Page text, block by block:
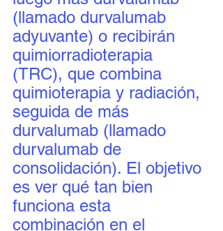
(llamado durvalumab
adyuvante) o recibirán
quimiorradioterapia
(TRC), que combina
quimioterapia y radiación,
seguida de más
durvalumab (llamado
durvalumab de
consolidación). El objetivo
es ver qué tan bien
funciona esta
combinación en el